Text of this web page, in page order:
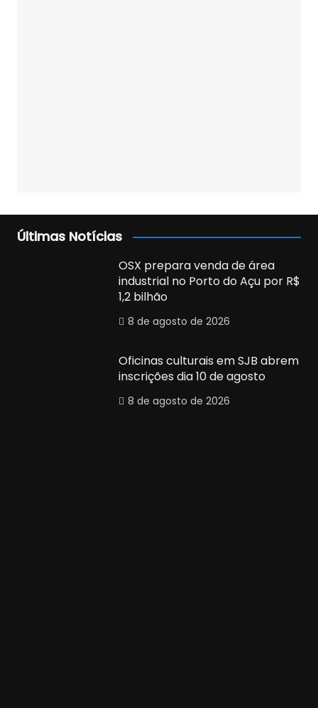
Últimas Notícias
OSX prepara venda de área
industrial no Porto do Açu por R$
1,2 bilhão
8 de agosto de 2026
Oficinas culturais em SJB abrem
inscrições dia 10 de agosto
8 de agosto de 2026